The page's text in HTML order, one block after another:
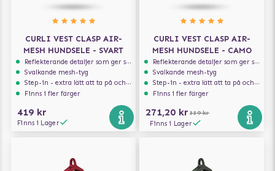
CURLI VEST CLASP AIR-
MESH HUNDSELE - SVART
Reflekterande detaljer som ger synlighet i svagt ljus
Svalkande mesh-tyg
Step-in - extra lätt att ta på och av
Finns i fler färger
419 kr
Finns i Lager
CURLI VEST CLASP AIR-
MESH HUNDSELE - CAMO
Reflekterande detaljer som ger synlighet i svagt ljus
Svalkande mesh-tyg
Step-in - extra lätt att ta på och av
Finns i fler färger
271,20 kr 339 kr
Finns i Lager